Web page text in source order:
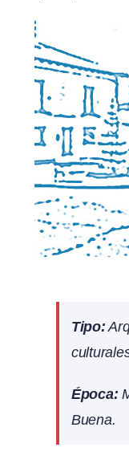
Tipo:
Época:
Buena.